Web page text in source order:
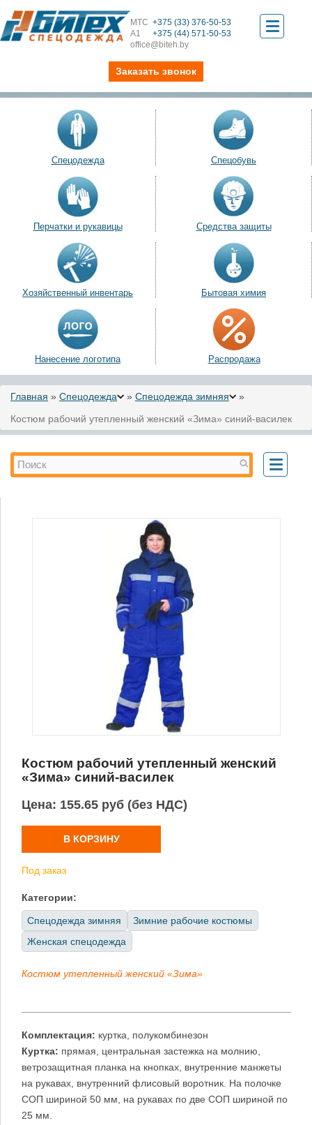
МТС +375 (33) 376-50-53
А1
+375 (44) 571-50-53
office@biteh.by
Toggle
Заказать звонок
Спецодежда Спецобувь
Перчатки и рукавицы Средства защиты
Хозяйственный инвентарь Бытовая химия
Нанесение логотипа Распродажа
Вы здесь
Главная » Спецодежда » Спецодежда зимняя
»
Костюм рабочий утепленный женский «Зима» синий-василек
Форма поиска
Поиск
Toggle
Костюм рабочий утепленный женский
«Зима» синий-василек
Цена: 155.65 руб (без НДС)
В КОРЗИНУ
Под заказ
Категории:
Спецодежда зимняя
Зимние рабочие костюмы
Женская спецодежда
Костюм утепленный женский «Зима»
Комплектация: куртка, полукомбинезон
Куртка: прямая, центральная застежка на молнию,
ветрозащитная планка на кнопках, внутренние манжеты
на рукавах, внутренний флисовый воротник. На полочке
СОП шириной 50 мм, на рукавах по две СОП шириной по
25 мм.